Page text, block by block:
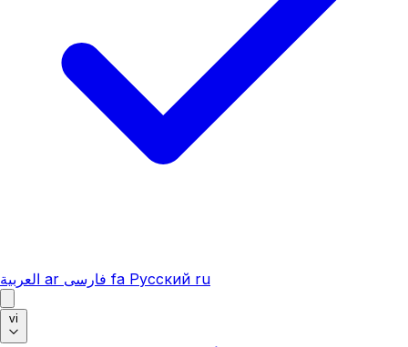
العربية ar فارسی fa Русский ru
vi